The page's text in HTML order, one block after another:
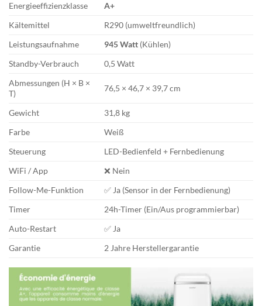
Energieeffizienzklasse
A+
Kältemittel
R290 (umweltfreundlich)
Leistungsaufnahme
945 Watt (Kühlen)
Standby-Verbrauch
0,5 Watt
Abmessungen (H × B ×
T)
76,5 × 46,7 × 39,7 cm
Gewicht
31,8 kg
Farbe
Weiß
Steuerung
LED-Bedienfeld + Fernbedienung
WiFi / App
❌ Nein
Follow-Me-Funktion
✅ Ja (Sensor in der Fernbedienung)
Timer
24h-Timer (Ein/Aus programmierbar)
Auto-Restart
✅ Ja
Garantie
2 Jahre Herstellergarantie